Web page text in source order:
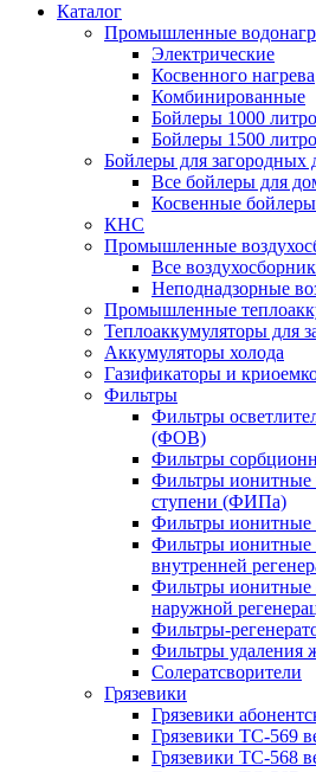
Каталог
Промышленные
Электрические
Косвенного нагрева
Комбинированные
Бойлеры 1000
Бойлеры 1500
Бойлеры для загородных
Все бойлеры для
Косвенные
КНС
Промышленные
Все
Неподнадзорные
Промышленные
Теплоаккумуляторы для
Аккумуляторы холода
Газификаторы и
Фильтры
Фильтры
(ФОВ)
Фильтры
Фильтры ионитные
cтупени (ФИПа)
Фильтры
Фильтры ионитные
внутренней
Фильтры ионитные
наружной
Фильтры-
Фильтры удаления
Солератсворители
Грязевики
Грязевики
Грязевики ТС-569
Грязевики ТС-568